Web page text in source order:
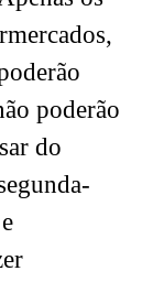
poderão
do